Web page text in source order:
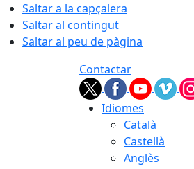
Saltar a la capçalera
Saltar al contingut
Saltar al peu de pàgina
Contactar
Idiomes
Català
Castellà
Anglès